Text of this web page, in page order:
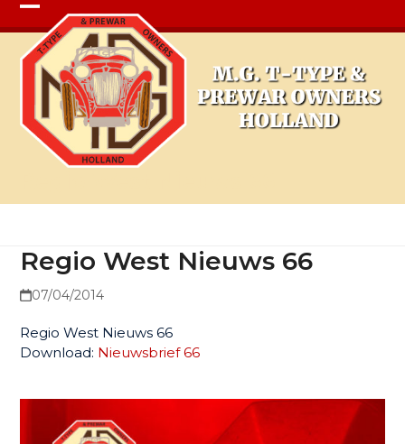
Open
mobile
menu
Close
mobile
menu
Regio West Nieuws 66
07/04/2014
Regio West Nieuws 66
Download: Nieuwsbrief 66